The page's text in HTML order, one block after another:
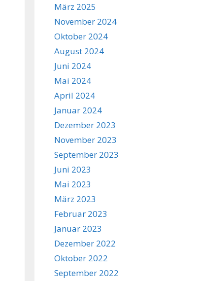
März 2025
November 2024
Oktober 2024
August 2024
Juni 2024
Mai 2024
April 2024
Januar 2024
Dezember 2023
November 2023
September 2023
Juni 2023
Mai 2023
März 2023
Februar 2023
Januar 2023
Dezember 2022
Oktober 2022
September 2022